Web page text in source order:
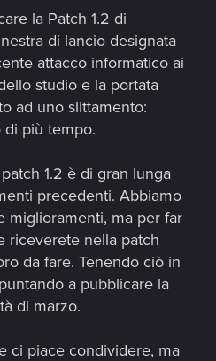
la Patch 1.2 di
di lancio designata
attacco informatico ai
studio e la portata
ad uno slittamento:
di più tempo.
1.2 è di gran lunga
precedenti. Abbiamo
miglioramenti, ma per far
riceverete nella patch
da fare. Tenendo ciò in
a pubblicare la
di marzo.
ci piace condividere, ma